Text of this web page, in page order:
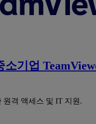
소기업
원격 액세스 및 IT 지원.